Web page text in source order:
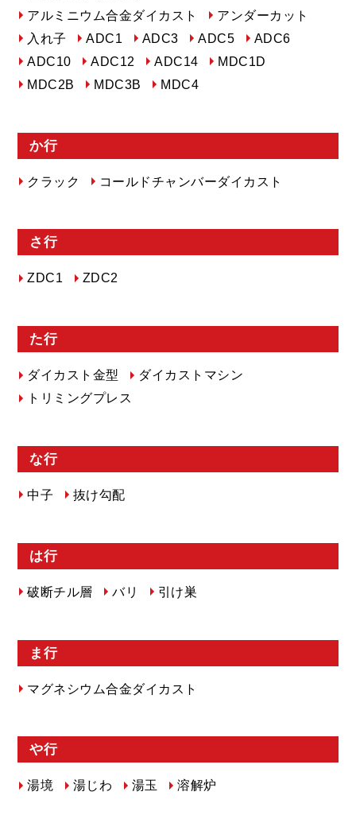
アルミニウム合金ダイカスト
アンダーカット
入れ子
ADC1 ADC3 ADC5
ADC6
ADC10
ADC12 ADC14
MDC1D
MDC2B
MDC3B MDC4
か行
クラック コールドチャンバーダイカスト
さ行
ZDC1 ZDC2
た行
ダイカスト金型
ダイカストマシン
トリミングプレス
な行
中子 抜け勾配
は行
破断チル層 バリ 引け巣
ま行
マグネシウム合金ダイカスト
や行
湯境 湯じわ 湯玉 溶解炉